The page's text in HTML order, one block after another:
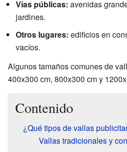
Vías públicas: avenidas
jardines.
Otros lugares: edificios en
vacíos.
Algunos tamaños comunes de
400x300 cm, 800x300 cm y
Contenido
¿Qué tipos de vallas
Vallas tradicionales y